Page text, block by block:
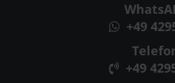
+49
+49